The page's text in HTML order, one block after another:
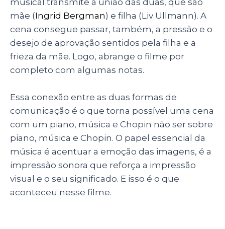
mãe (Ingrid Bergman) e filha (Liv Ullmann). A
cena consegue passar, também, a pressão e o
desejo de aprovação sentidos pela filha e a
frieza da mãe. Logo, abrange o filme por
completo com algumas notas.
Essa conexão entre as duas formas de
comunicação é o que torna possível uma cena
com um piano, música e Chopin não ser sobre
piano, música e Chopin. O papel essencial da
música é acentuar a emoção das imagens, é a
impressão sonora que reforça a impressão
visual e o seu significado. E isso é o que
aconteceu nesse filme.